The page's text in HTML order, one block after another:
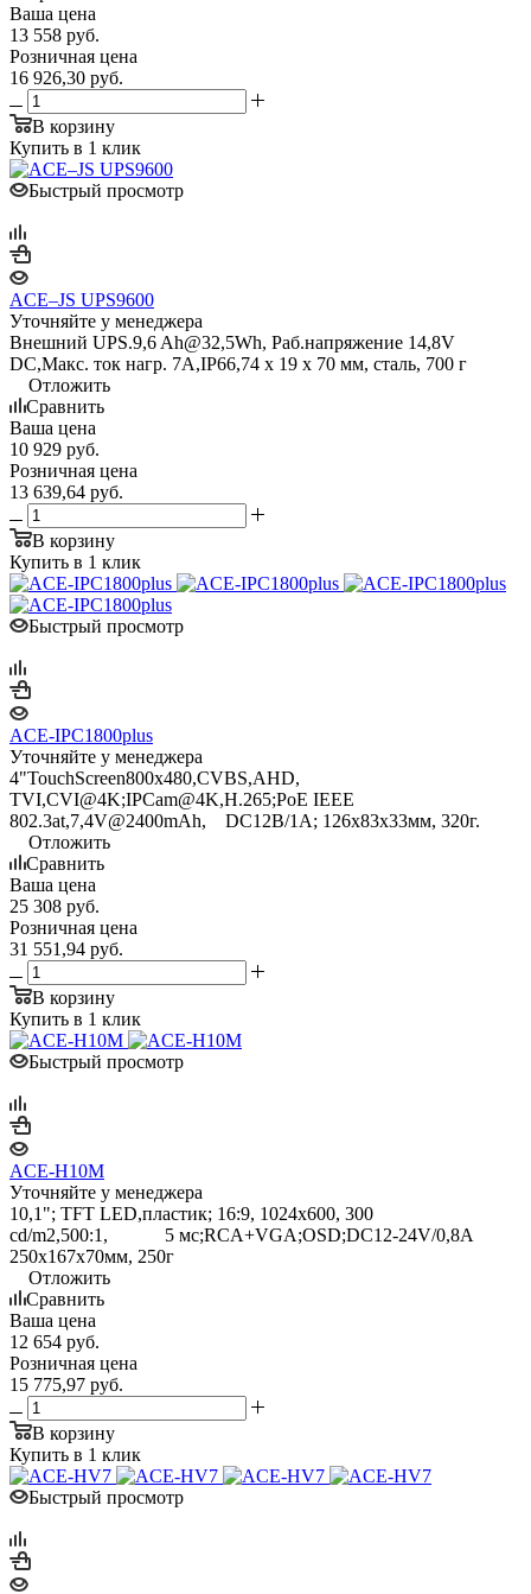
Ваша цена
13 558 руб.
Розничная цена
16 926,30 руб.
В корзину
Купить в 1 клик
Быстрый просмотр
ACE–JS UPS9600
Уточняйте у менеджера
Внешний UPS.9,6 Ah@32,5Wh, Раб.напряжение 14,8V
DC,Макс. ток нагр. 7А,IP66,74 x 19 x 70 мм, сталь, 700 г
Отложить
Сравнить
Ваша цена
10 929 руб.
Розничная цена
13 639,64 руб.
В корзину
Купить в 1 клик
Быстрый просмотр
ACE-IPC1800plus
Уточняйте у менеджера
4"TouchScreen800x480,CVBS,AHD,
TVI,CVI@4K;IPCam@4K,H.265;PoE IEEE
802.3at,7,4V@2400mAh, DC12B/1A; 126x83x33мм, 320г.
Отложить
Сравнить
Ваша цена
25 308 руб.
Розничная цена
31 551,94 руб.
В корзину
Купить в 1 клик
Быстрый просмотр
ACE-H10M
Уточняйте у менеджера
10,1"; TFT LED,пластик; 16:9, 1024x600, 300
cd/m2,500:1, 5 мс;RCA+VGA;OSD;DC12-24V/0,8A
250x167x70мм, 250г
Отложить
Сравнить
Ваша цена
12 654 руб.
Розничная цена
15 775,97 руб.
В корзину
Купить в 1 клик
Быстрый просмотр